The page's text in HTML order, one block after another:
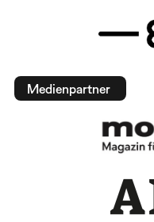
Medienpartner